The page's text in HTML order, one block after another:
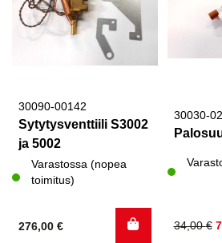
30090-00142
Sytytysventtiili S3002
ja 5002
Varastossa (nopea
toimitus)
276,00 €
30030-
34,00€